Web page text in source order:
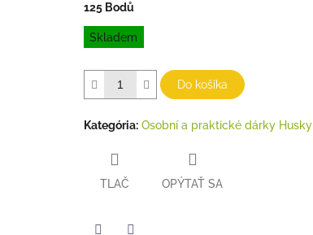
125 Bodů
Jednotková
cena:
Skladem
Do košíka
Kategória: Osobní a praktické dárky Husky
TLAČ OPÝTAŤ SA